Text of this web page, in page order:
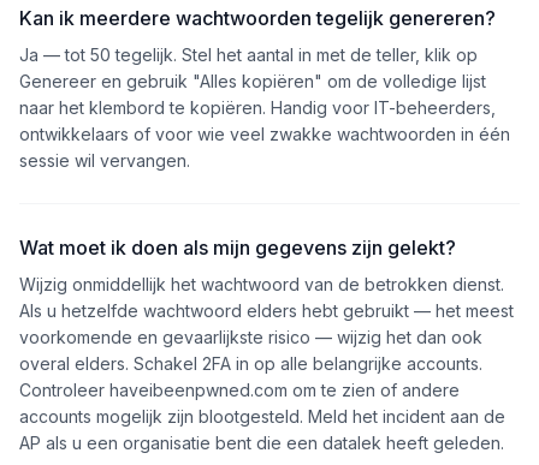
Kan ik meerdere wachtwoorden tegelijk genereren?
Ja — tot 50 tegelijk. Stel het aantal in met de teller, klik op
Genereer en gebruik "Alles kopiëren" om de volledige lijst
naar het klembord te kopiëren. Handig voor IT-beheerders,
ontwikkelaars of voor wie veel zwakke wachtwoorden in één
sessie wil vervangen.
Wat moet ik doen als mijn gegevens zijn gelekt?
Wijzig onmiddellijk het wachtwoord van de betrokken dienst.
Als u hetzelfde wachtwoord elders hebt gebruikt — het meest
voorkomende en gevaarlijkste risico — wijzig het dan ook
overal elders. Schakel 2FA in op alle belangrijke accounts.
Controleer haveibeenpwned.com om te zien of andere
accounts mogelijk zijn blootgesteld. Meld het incident aan de
AP als u een organisatie bent die een datalek heeft geleden.